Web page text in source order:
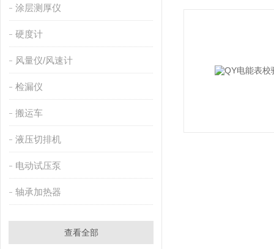
涂层测厚仪
硬度计
风量仪/风速计
检漏仪
搬运车
液压切排机
电动试压泵
轴承加热器
查看全部